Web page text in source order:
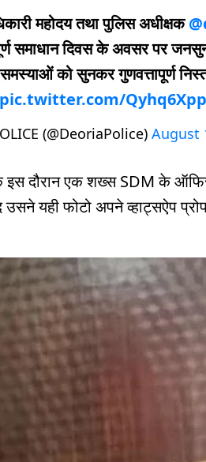
महोदय तथा पुलिस अधीक्षक
समाधान दिवस के अवसर पर
को सुनकर गुणवत्तापूर्ण
pic.twitter.com/
(@DeoriaPolice) August
इस दौरान एक शख्स SDM के
यही फोटो अपने व्हाट्सऐप